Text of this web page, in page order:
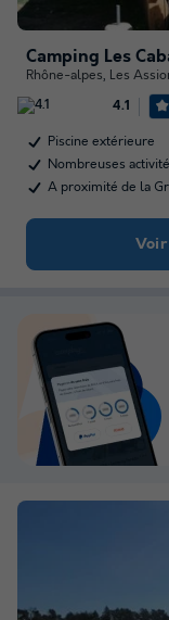
Rhône-alpes, Les
4.1
Piscine extérieure
Nombreuses
A proximité de la